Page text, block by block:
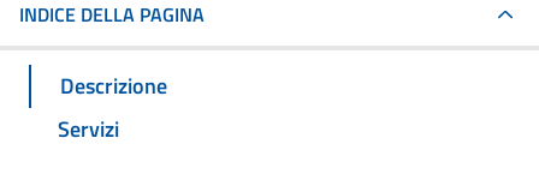
INDICE DELLA PAGINA
Descrizione
Servizi